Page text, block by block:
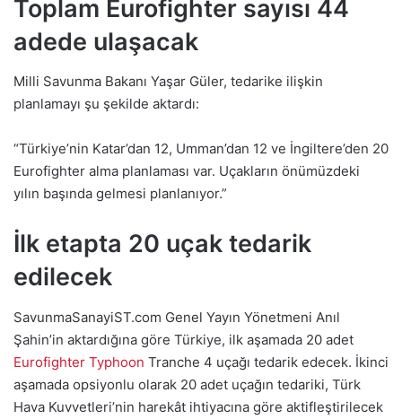
Toplam Eurofighter sayısı 44
adede ulaşacak
Milli Savunma Bakanı Yaşar Güler, tedarike ilişkin
planlamayı şu şekilde aktardı:
“Türkiye’nin Katar’dan 12, Umman’dan 12 ve İngiltere’den 20
Eurofighter alma planlaması var. Uçakların önümüzdeki
yılın başında gelmesi planlanıyor.”
İlk etapta 20 uçak tedarik
edilecek
SavunmaSanayiST.com Genel Yayın Yönetmeni Anıl
Şahin’in aktardığına göre Türkiye, ilk aşamada 20 adet
Eurofighter Typhoon Tranche 4 uçağı tedarik edecek. İkinci
aşamada opsiyonlu olarak 20 adet uçağın tedariki, Türk
Hava Kuvvetleri’nin harekât ihtiyacına göre aktifleştirilecek